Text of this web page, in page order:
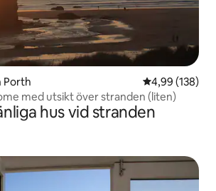
Porth 4,99 av 5 i
4,99 (138)
med utsikt över stranden (liten)
hus vid stranden